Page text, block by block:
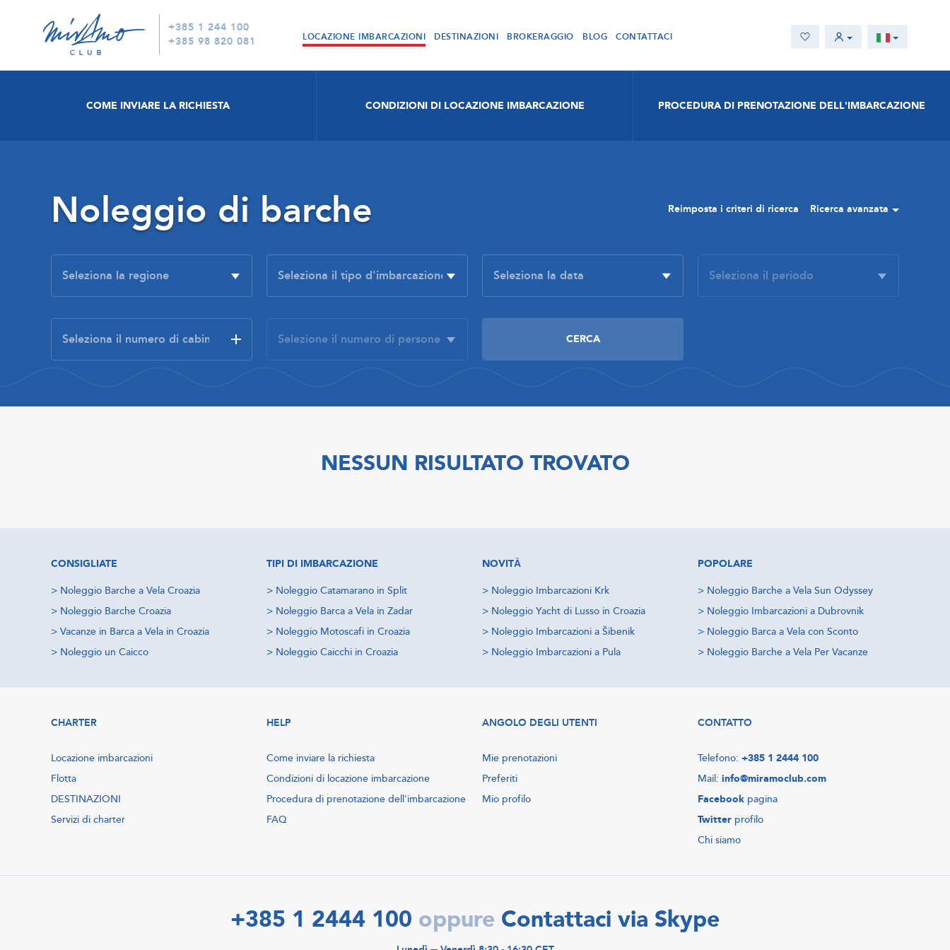
+385 1 244 100
+385 98 820 081
LOCAZIONE IMBARCAZIONI DESTINAZIONI BROKERAGGIO BLOG CONTATTACI
COME INVIARE LA RICHIESTA CONDIZIONI DI LOCAZIONE IMBARCAZIONE PROCEDURA DI PRENOTAZIONE DELL'IMBARCAZIONE
Noleggio di barche Reimposta i criteri di ricerca Ricerca avanzata
NESSUN RISULTATO TROVATO
CONSIGLIATE
> Noleggio Barche a Vela Croazia
> Noleggio Barche Croazia
> Vacanze in Barca a Vela in Croazia
> Noleggio un Caicco
TIPI DI IMBARCAZIONE
> Noleggio Catamarano in Split
> Noleggio Barca a Vela in Zadar
> Noleggio Motoscafi in Croazia
> Noleggio Caicchi in Croazia
NOVITÀ
> Noleggio Imbarcazioni Krk
> Noleggio Yacht di Lusso in Croazia
> Noleggio Imbarcazioni a Šibenik
> Noleggio Imbarcazioni a Pula
POPOLARE
> Noleggio Barche a Vela Sun Odyssey
> Noleggio Imbarcazioni a Dubrovnik
> Noleggio Barca a Vela con Sconto
> Noleggio Barche a Vela Per Vacanze
CHARTER
Locazione imbarcazioni
Flotta
DESTINAZIONI
Servizi di charter
HELP
Come inviare la richiesta
Condizioni di locazione imbarcazione
Procedura di prenotazione dell'imbarcazione
FAQ
ANGOLO DEGLI UTENTI
Mie prenotazioni
Preferiti
Mio profilo
CONTATTO
Telefono: +385 1 2444 100
Mail: info@miramoclub.com
Facebook pagina
Twitter profilo
Chi siamo
+385 1 2444 100 oppure Contattaci via Skype